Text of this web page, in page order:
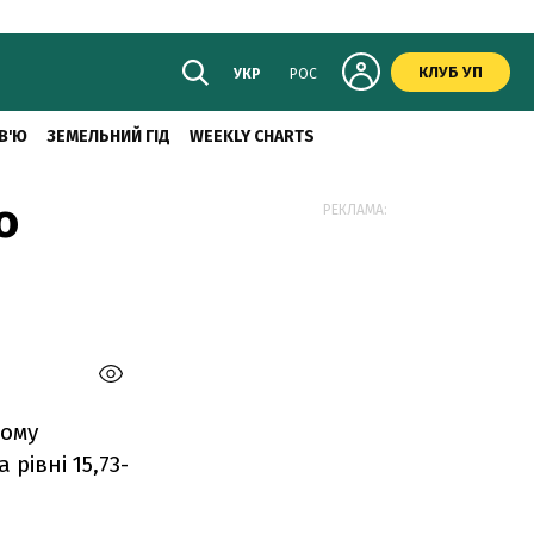
УКР РОС КЛУБ УП
ЗЕМЕЛЬНИЙ ГІД WEEKLY CHARTS
15,73-
РЕКЛАМА: